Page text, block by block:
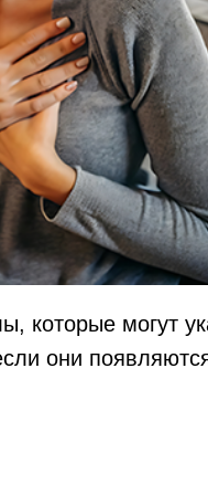
которые могут
они